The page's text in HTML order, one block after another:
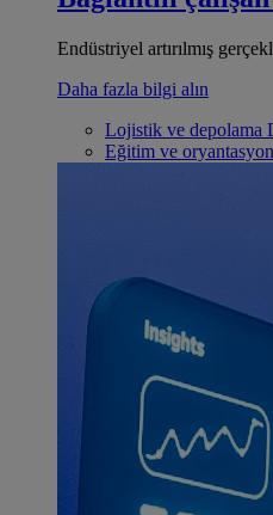
Endüstriyel artırılmış
Daha fazla bilgi alın
Lojistik ve depolama
Eğitim ve oryantasyon